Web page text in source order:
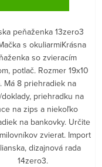
peňaženka 13zero3
s okuliarmiKrásna
so zvieracím
potlač. Rozmer 19x10
Má 8 priehradiek na
priehradku na
na zips a niekoľko
na bankovky. Určite
zvierat. Import
dizajnová rada
14zero3.